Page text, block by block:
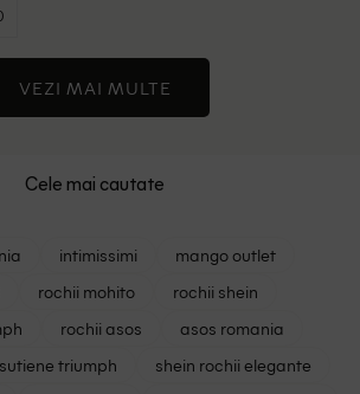
VEZI MAI MULTE
Cele mai cautate
intimissimi
mango outlet
rochii mohito
rochii shein
rochii asos
asos romania
sutiene triumph
shein rochii elegante